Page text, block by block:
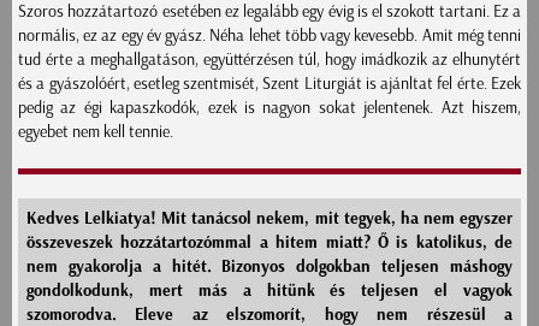
Szoros hozzátartozó esetében ez legalább egy évig is el szokott tartani. Ez a
normális, ez az egy év gyász. Néha lehet több vagy kevesebb. Amit még tenni
tud érte a meghallgatáson, együttérzésen túl, hogy imádkozik az elhunytért
és a gyászolóért, esetleg szentmisét, Szent Liturgiát is ajánltat fel érte. Ezek
pedig az égi kapaszkodók, ezek is nagyon sokat jelentenek. Azt hiszem,
egyebet nem kell tennie.
Kedves Lelkiatya! Mit tanácsol nekem, mit tegyek, ha nem egyszer
összeveszek hozzátartozómmal a hitem miatt? Ő is katolikus, de
nem gyakorolja a hitét. Bizonyos dolgokban teljesen máshogy
gondolkodunk, mert más a hitünk és teljesen el vagyok
szomorodva. Eleve az elszomorít, hogy nem részesül a